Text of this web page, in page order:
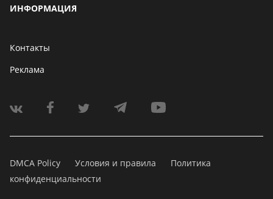
ИНФОРМАЦИЯ
Контакты
Реклама
DMCA Policy Условия и правила
Политика
конфиденциальности